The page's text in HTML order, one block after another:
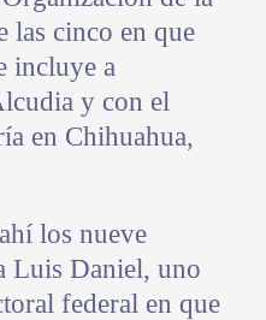
las cinco en que
incluye a
y con el
en Chihuahua,
los nueve
Luis Daniel, uno
federal en que